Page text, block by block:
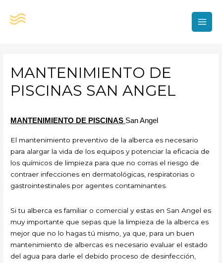
MANTENIMIENTO DE
PISCINAS SAN ANGEL
MANTENIMIENTO DE PISCINAS San Angel
El mantenimiento preventivo de la alberca es necesario
para alargar la vida de los equipos y potenciar la eficacia de
los químicos de limpieza para que no corras el riesgo de
contraer infecciones en dermatológicas, respiratorias o
gastrointestinales por agentes contaminantes.
Si tu alberca es familiar o comercial y estas en San Angel es
muy importante que sepas que la limpieza de la alberca es
mejor que no lo hagas tú mismo, ya que, para un buen
mantenimiento de albercas es necesario evaluar el estado
del agua para darle el debido proceso de desinfección,